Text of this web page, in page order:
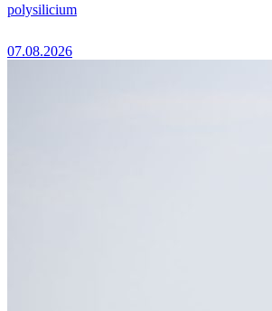
polysilicium
07.08.2026